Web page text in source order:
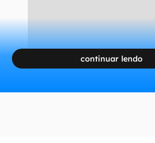
continuar lendo